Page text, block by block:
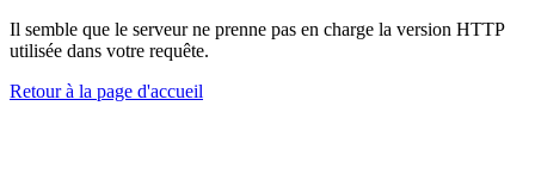
Il semble que le serveur ne prenne pas en charge la version HTTP
utilisée dans votre requête.
Retour à la page d'accueil